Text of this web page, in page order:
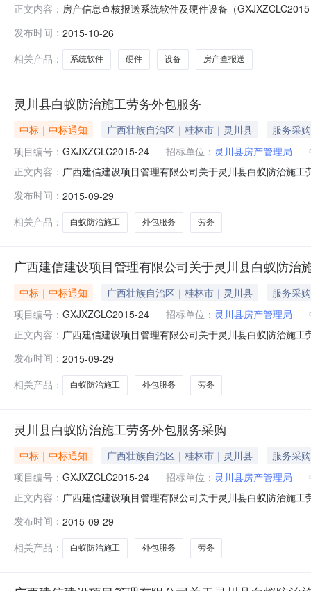
正文内容： 房产信息查核报送系统软件及硬件设备（
县房产管理局供应商(乙方)：南宁栈云科技有限公司合
发布时间： 2015-10-26
相关产品：
系统软件 硬件 设备 房产查报送
灵川县白蚁防治施工劳务外包服务
中标｜中标通知 广西壮族自治区｜桂林市｜灵川县
服务采购
项目编号： GXJXZCLC2015-24 招标单位： 灵川县房产管理局
正文内容： 广西建信建设项目管理有限公司关于灵川县白蚁防治施
川县白蚁防治施工劳务外包服务采购（采购项目编号：
发布时间： 2015-09-29
相关产品：
白蚁防治施工 外包服务 劳务
广西建信建设项目管理有限公司关于灵川县白蚁防
中标｜中标通知 广西壮族自治区｜桂林市｜灵川县
服务采购
项目编号： GXJXZCLC2015-24 招标单位： 灵川县房产管理局
正文内容： 广西建信建设项目管理有限公司关于灵川县白蚁防治施
29日评标委员会成员名单评标委员会成员名单：赖勇坚
发布时间： 2015-09-29
相关产品：
白蚁防治施工 外包服务 劳务
灵川县白蚁防治施工劳务外包服务采购
中标｜中标通知 广西壮族自治区｜桂林市｜灵川县
服务采购
项目编号： GXJXZCLC2015-24 招标单位： 灵川县房产管理局
正文内容： 广西建信建设项目管理有限公司关于灵川县白蚁防治施
川县白蚁防治施工劳务外包服务采购（采购项目编号：
发布时间： 2015-09-29
相关产品：
白蚁防治施工 外包服务 劳务